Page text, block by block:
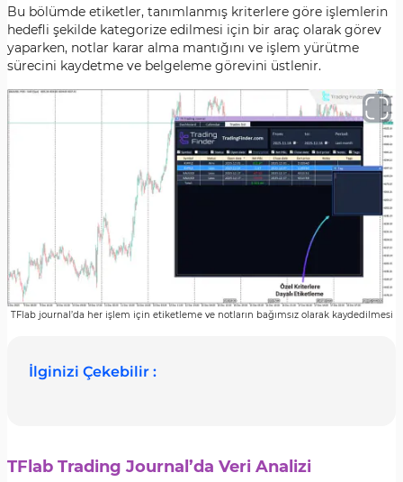
Bu bölümde etiketler, tanımlanmış kriterlere göre işlemlerin
hedefli şekilde kategorize edilmesi için bir araç olarak görev
yaparken, notlar karar alma mantığını ve işlem yürütme
sürecini kaydetme ve belgeleme görevini üstlenir.
TFlab journal’da her işlem için etiketleme ve notların bağımsız olarak kaydedilmesi
İlginizi Çekebilir :
TFlab Trading Journal’da Veri Analizi